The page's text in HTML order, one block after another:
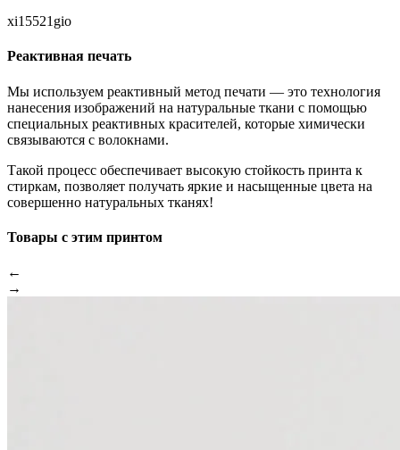
xi15521gio
Реактивная печать
Мы используем реактивный метод печати — это технология
нанесения изображений на натуральные ткани с помощью
специальных реактивных красителей, которые химически
связываются с волокнами.
Такой процесс обеспечивает высокую стойкость принта к
стиркам, позволяет получать яркие и насыщенные цвета на
совершенно натуральных тканях!
Товары с этим принтом
←
→